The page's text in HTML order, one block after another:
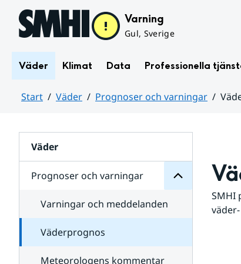
Hoppa till sidans innehåll Varning
Gul, Sverige
Väder Klimat Data Professionella
Start Väder Prognoser och varningar
Väder
Prognoser och varningar
för
varningar
Varningar och meddelanden
Väderprognos
Meteorologens kommentar
SMHI